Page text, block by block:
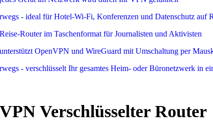
Verschlüsselter Router